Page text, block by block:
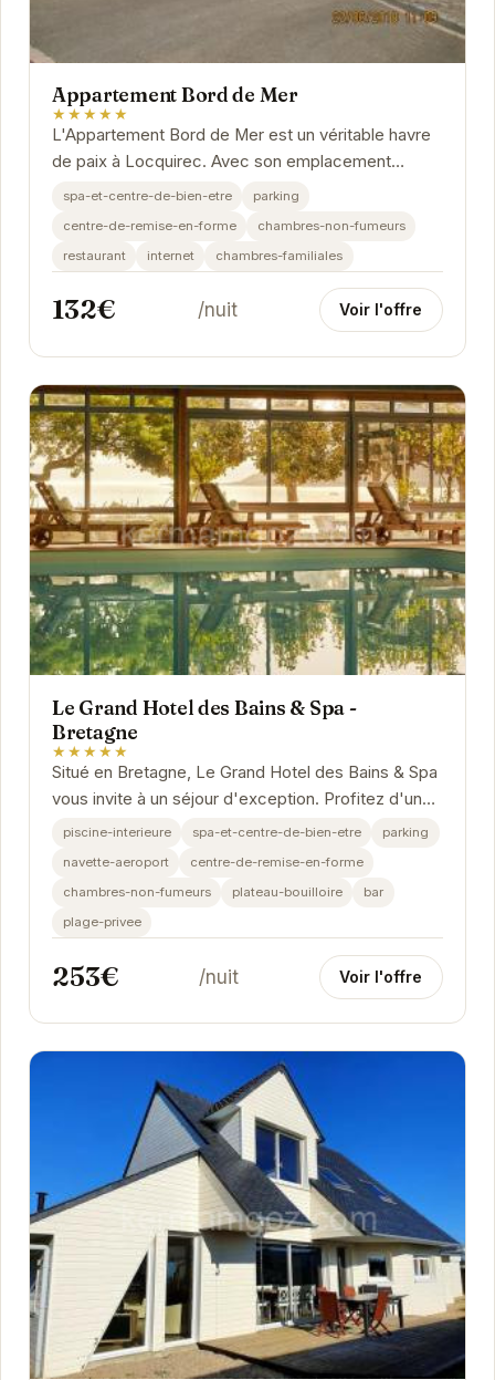
Appartement Bord de Mer
★★★★★
L'Appartement Bord de Mer est un véritable havre
de paix à Locquirec. Avec son emplacement
privilégié près du port, il offre un accès facile...
spa-et-centre-de-bien-etre
parking
centre-de-remise-en-forme
chambres-non-fumeurs
restaurant
internet chambres-familiales
132€ /nuit Voir l'offre
Le Grand Hotel des Bains & Spa -
Bretagne
★★★★★
Situé en Bretagne, Le Grand Hotel des Bains & Spa
vous invite à un séjour d'exception. Profitez d'un
moment de détente dans notre spa, savourez...
piscine-interieure spa-et-centre-de-bien-etre
parking
navette-aeroport
centre-de-remise-en-forme
chambres-non-fumeurs
plateau-bouilloire
bar
plage-privee
253€ /nuit Voir l'offre